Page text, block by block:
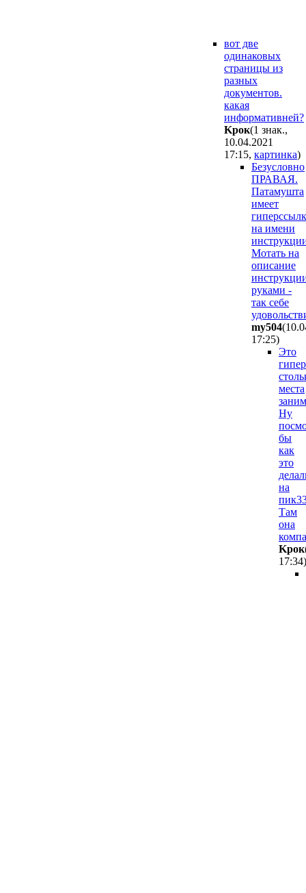
вот две
одинаковых
страницы из
разных
документов.
какая
информативней?
Kpoк(1 знак.,
10.04.2021
17:15, картинка)
Безусловно
ПРАВАЯ.
Патамушта
имеет
на имени
Мотать на
описание
руками -
так себе
my504
17:25)
Это
места
Ну
бы
как
это
на
Там
она
Kpoк
17:34)